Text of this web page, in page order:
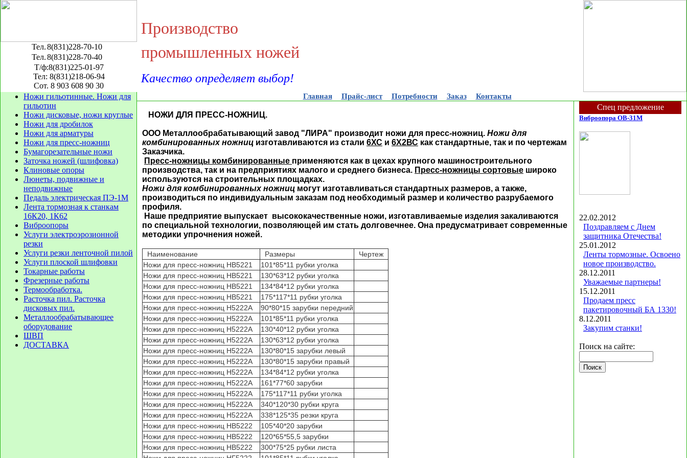
Тел.8(831)228-70-10
Тел.8(831)228-70-40
Т/ф:8(831)225-01-97
Тел: 8(831)218-06-94
Сот. 8 903 608 90 30
Производство
промышленных ножей
Качество определяет выбор!
Ножи гильотинные. Ножи для
гильотин
Ножи дисковые, ножи круглые
Ножи для дробилок
Ножи для арматуры
Ножи для пресс-ножниц
Бумагорезательные ножи
Заточка ножей (шлифовка)
Клиновые опоры
Люнеты, подвижные и
неподвижные
Педаль электрическая ПЭ-1М
Лента тормозная к станкам
16К20, 1К62
Виброопоры
Услуги электроэрозионной
резки
Услуги резки ленточной пилой
Услуги плоской шлифовки
Токарные работы
Фрезерные работы
Термообработка.
Расточка пил. Расточка
дисковых пил.
Металлообрабатывающее
оборудование
ШВП
ДОСТАВКА
Главная Прайс-лист Потребности Заказ Контакты
НОЖИ ДЛЯ ПРЕСС-НОЖНИЦ.
ООО Металлообрабатывающий завод "ЛИРА" производит ножи для пресс-ножниц. Ножи для
комбинированных ножниц изготавливаются из стали 6ХС и 6Х2ВС как стандартные, так и по чертежам
Заказчика.
Пресс-ножницы комбинированные применяются как в цехах крупного машиностроительного
производства, так и на предприятиях малого и среднего бизнеса. Пресс-ножницы сортовые широко
используются на строительных площадках.
Ножи для комбинированных ножниц могут изготавливаться стандартных размеров, а также,
производиться по индивидуальным заказам под необходимый размер и количество разрубаемого
профиля.
Наше предприятие выпускает высококачественные ножи, изготавливаемые изделия закаливаются
по специальной технологии, позволяющей им стать долговечнее. Она предусматривает современные
методики упрочнения ножей.
Наименование Размеры
Чертеж
Ножи для пресс-ножниц НВ5221
101*85*11 рубки уголка
Ножи для пресс-ножниц НВ5221
130*63*12 рубки уголка
Ножи для пресс-ножниц НВ5221
134*84*12 рубки уголка
Ножи для пресс-ножниц НВ5221
175*117*11 рубки уголка
Ножи для пресс-ножниц Н5222А
90*80*15 зарубки передний
Ножи для пресс-ножниц Н5222А
101*85*11 рубки уголка
Ножи для пресс-ножниц Н5222А
130*40*12 рубки уголка
Ножи для пресс-ножниц Н5222А
130*63*12 рубки уголка
Ножи для пресс-ножниц Н5222А
130*80*15 зарубки левый
Ножи для пресс-ножниц Н5222А
130*80*15 зарубки правый
Ножи для пресс-ножниц Н5222А
134*84*12 рубки уголка
Ножи для пресс-ножниц Н5222А
161*77*60 зарубки
Ножи для пресс-ножниц Н5222А
175*117*11 рубки уголка
Ножи для пресс-ножниц Н5222А
340*120*30 рубки круга
Ножи для пресс-ножниц Н5222А
338*125*35 резки круга
Ножи для пресс-ножниц НВ5222
105*40*20 зарубки
Ножи для пресс-ножниц НВ5222
120*65*55,5 зарубки
Ножи для пресс-ножниц НВ5222
300*75*25 рубки листа
Спец предложение
Виброопора ОВ-31М
22.02.2012
Поздравляем с Днем
защитника Отечества!
25.01.2012
Ленты тормозные. Освоено
новое производство.
28.12.2011
Уважаемые партнеры!
15.12.2011
Продаем пресс
пакетировочный БА 1330!
8.12.2011
Закупим станки!
Поиск на сайте: